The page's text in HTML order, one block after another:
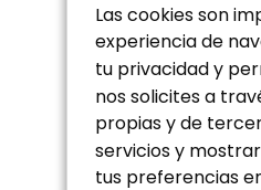
Las cookies son
experiencia de
tu privacidad y
nos solicites a
propias y de
servicios y
tus preferencias